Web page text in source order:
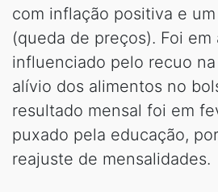
com inflação positiva e
(queda de preços). Foi em
influenciado pelo recuo
alívio dos alimentos no
resultado mensal foi em
puxado pela educação,
reajuste de mensalidades.